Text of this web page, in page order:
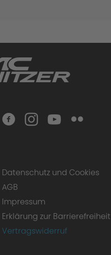
Datenschutz und Cookies
AGB
Impressum
Erklärung zur Barrierefreiheit
Vertragswiderruf